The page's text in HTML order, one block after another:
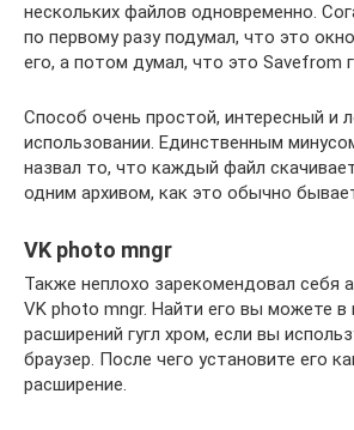
нескольких файлов одновременно.
по первому разу подумал, что это
его, а потом думал, что это Savefrom
Способ очень простой, интересный и
использовании. Единственным
назвал то, что каждый файл
одним архивом, как это обычно
VK photo mngr
Также неплохо зарекомендовал себя
VK photo mngr. Найти его вы можете в
расширений гугл хром, если вы
браузер. После чего установите его
расширение.